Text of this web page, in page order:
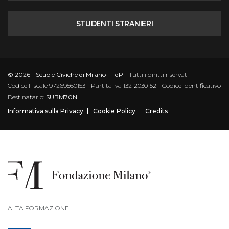
STUDENTI STRANIERI
© 2026 - Scuole Civiche di Milano - FdP - Tutti i diritti riservati
Codice Fiscale 97269560153 - Partita Iva 13212030152 - Codice Identificativo
Destinatario: SUBM70N
Informativa sulla Privacy
Cookie Policy Credits
ALTA FORMAZIONE